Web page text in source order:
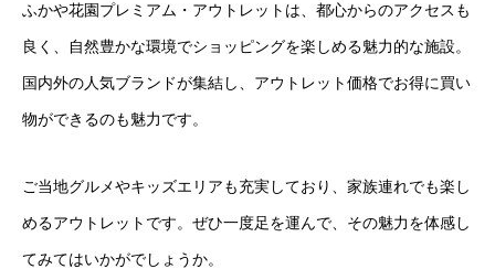
ふかや花園プレミアム・アウトレットは、都心からのアクセスも
良く、自然豊かな環境でショッピングを楽しめる魅力的な施設。
国内外の人気ブランドが集結し、アウトレット価格でお得に買い
物ができるのも魅力です。
ご当地グルメやキッズエリアも充実しており、家族連れでも楽し
めるアウトレットです。ぜひ一度足を運んで、その魅力を体感し
てみてはいかがでしょうか。